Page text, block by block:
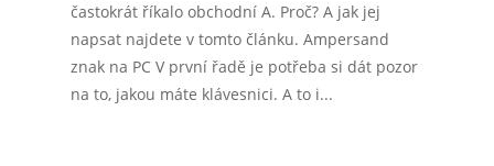
častokrát říkalo obchodní A. Proč? A jak jej
napsat najdete v tomto článku. Ampersand
znak na PC V první řadě je potřeba si dát pozor
na to, jakou máte klávesnici. A to i...